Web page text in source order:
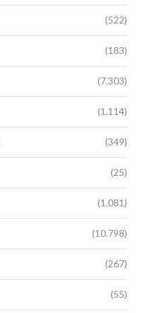
(522)
(183)
(7.303)
(1.114)
(349)
(25)
(1.081)
(10.798)
(267)
(55)